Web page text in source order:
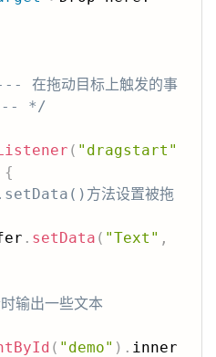
动目标上触发的事
*/
( "dragstart"
{
方法设置被拖
. setData ( "Text" ,
输出一些文本
( "demo" ) . inner